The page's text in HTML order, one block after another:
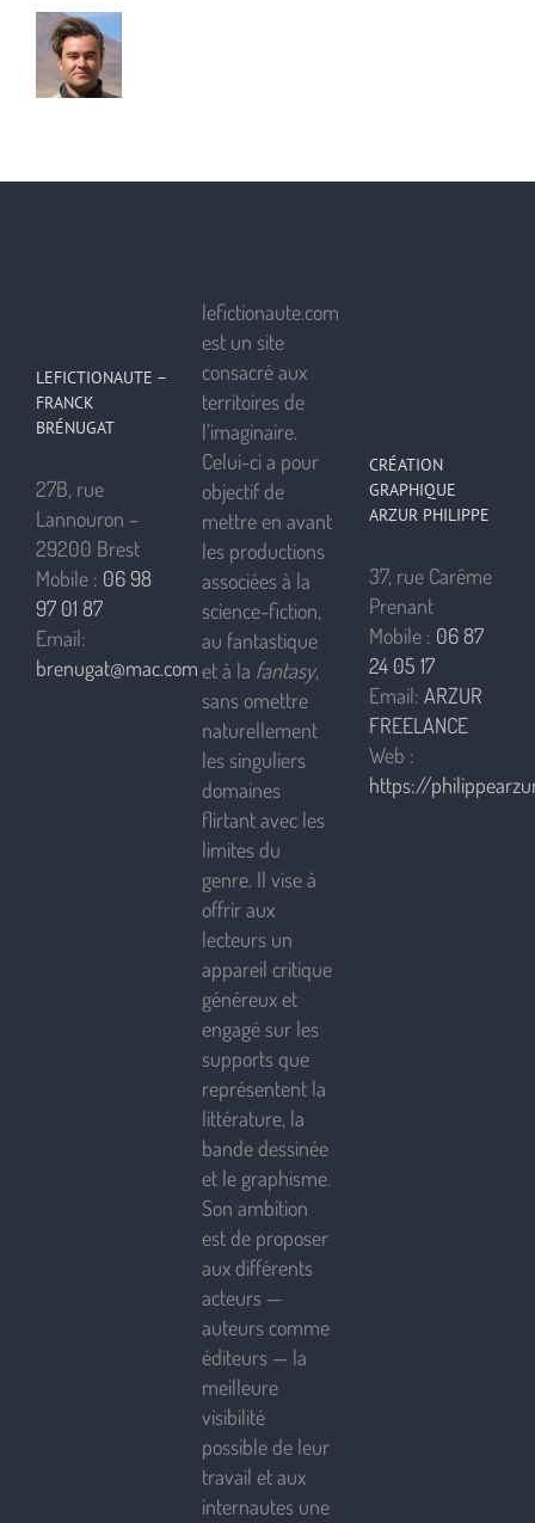
LEFICTIONAUTE –
FRANCK
BRÉNUGAT
27B, rue
Lannouron –
29200 Brest
Mobile : 06 98
97 01 87
Email:
brenugat@mac.com
lefictionaute.com
est un site
consacré aux
territoires de
l’imaginaire.
Celui-ci a pour
objectif de
mettre en avant
les productions
associées à la
science-fiction,
au fantastique
et à la fantasy,
sans omettre
naturellement
les singuliers
domaines
flirtant avec les
limites du
genre. Il vise à
offrir aux
lecteurs un
appareil critique
généreux et
engagé sur les
supports que
représentent la
littérature, la
bande dessinée
et le graphisme.
Son ambition
est de proposer
aux différents
acteurs —
auteurs comme
éditeurs — la
meilleure
visibilité
possible de leur
travail et aux
internautes une
CRÉATION
GRAPHIQUE
ARZUR PHILIPPE
37, rue Carême
Prenant
Mobile : 06 87
24 05 17
Email: ARZUR
FREELANCE
Web :
https://